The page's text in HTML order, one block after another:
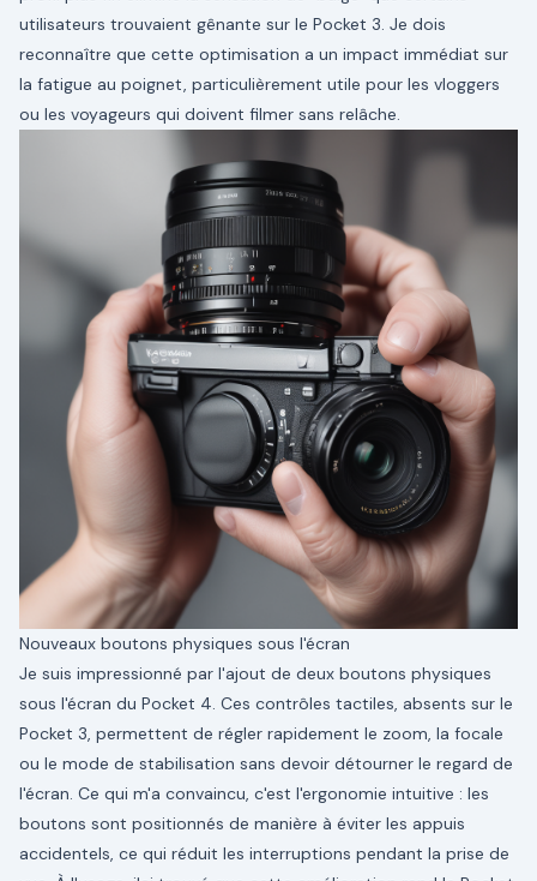
utilisateurs trouvaient gênante sur le Pocket 3. Je dois
reconnaître que cette optimisation a un impact immédiat sur
la fatigue au poignet, particulièrement utile pour les vloggers
ou les voyageurs qui doivent filmer sans relâche.
Nouveaux boutons physiques sous l'écran
Je suis impressionné par l'ajout de deux boutons physiques
sous l'écran du Pocket 4. Ces contrôles tactiles, absents sur le
Pocket 3, permettent de régler rapidement le zoom, la focale
ou le mode de stabilisation sans devoir détourner le regard de
l'écran. Ce qui m'a convaincu, c'est l'ergonomie intuitive : les
boutons sont positionnés de manière à éviter les appuis
accidentels, ce qui réduit les interruptions pendant la prise de